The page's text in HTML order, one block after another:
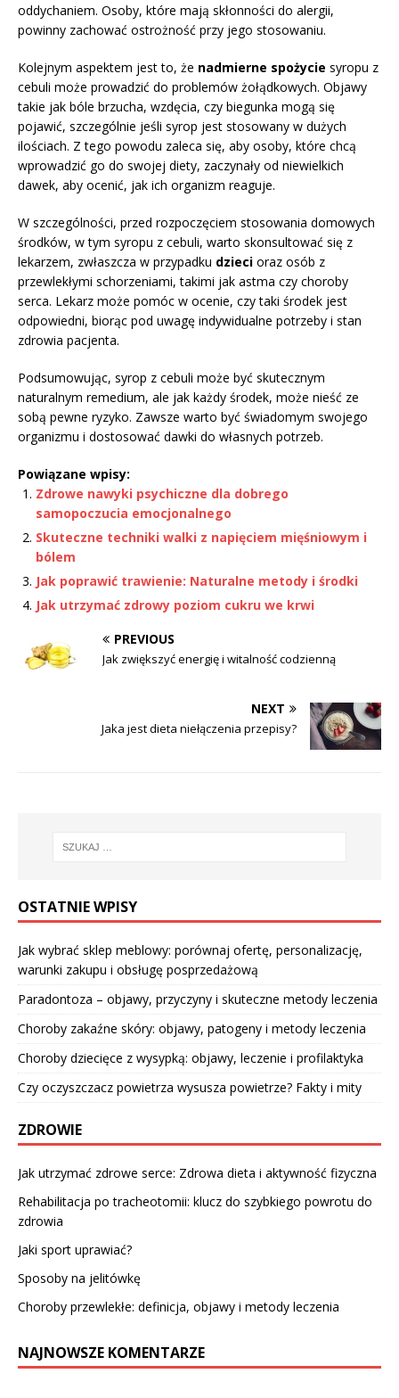
oddychaniem. Osoby, które mają skłonności do alergii,
powinny zachować ostrożność przy jego stosowaniu.
Kolejnym aspektem jest to, że nadmierne spożycie syropu z
cebuli może prowadzić do problemów żołądkowych. Objawy
takie jak bóle brzucha, wzdęcia, czy biegunka mogą się
pojawić, szczególnie jeśli syrop jest stosowany w dużych
ilościach. Z tego powodu zaleca się, aby osoby, które chcą
wprowadzić go do swojej diety, zaczynały od niewielkich
dawek, aby ocenić, jak ich organizm reaguje.
W szczególności, przed rozpoczęciem stosowania domowych
środków, w tym syropu z cebuli, warto skonsultować się z
lekarzem, zwłaszcza w przypadku dzieci oraz osób z
przewlekłymi schorzeniami, takimi jak astma czy choroby
serca. Lekarz może pomóc w ocenie, czy taki środek jest
odpowiedni, biorąc pod uwagę indywidualne potrzeby i stan
zdrowia pacjenta.
Podsumowując, syrop z cebuli może być skutecznym
naturalnym remedium, ale jak każdy środek, może nieść ze
sobą pewne ryzyko. Zawsze warto być świadomym swojego
organizmu i dostosować dawki do własnych potrzeb.
Powiązane wpisy:
Zdrowe nawyki psychiczne dla dobrego
samopoczucia emocjonalnego
Skuteczne techniki walki z napięciem mięśniowym i
bólem
Jak poprawić trawienie: Naturalne metody i środki
Jak utrzymać zdrowy poziom cukru we krwi
PREVIOUS
Jak zwiększyć energię i witalność codzienną
NEXT
Jaka jest dieta niełączenia przepisy?
OSTATNIE WPISY
Jak wybrać sklep meblowy: porównaj ofertę, personalizację,
warunki zakupu i obsługę posprzedażową
Paradontoza – objawy, przyczyny i skuteczne metody leczenia
Choroby zakaźne skóry: objawy, patogeny i metody leczenia
Choroby dziecięce z wysypką: objawy, leczenie i profilaktyka
Czy oczyszczacz powietrza wysusza powietrze? Fakty i mity
ZDROWIE
Jak utrzymać zdrowe serce: Zdrowa dieta i aktywność fizyczna
Rehabilitacja po tracheotomii: klucz do szybkiego powrotu do
zdrowia
Jaki sport uprawiać?
Sposoby na jelitówkę
Choroby przewlekłe: definicja, objawy i metody leczenia
NAJNOWSZE KOMENTARZE